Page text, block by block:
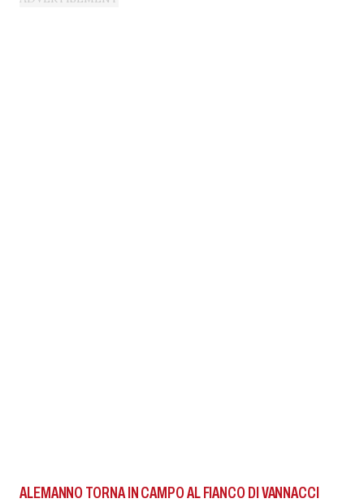
ALEMANNO TORNA IN CAMPO AL FIANCO DI VANNACCI